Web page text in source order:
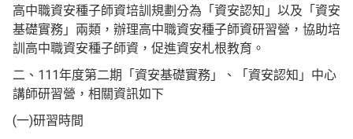
高中職資安種子師資培訓規劃分為「資安認知」以及「資安
基礎實務」兩類，辦理高中職資安種子師資研習營，協助培
訓高中職資安種子師資，促進資安札根教育。
二、111年度第二期「資安基礎實務」、「資安認知」中心
講師研習營，相關資訊如下
(一)研習時間